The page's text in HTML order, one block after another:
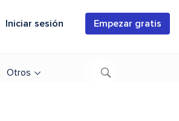
Iniciar sesión Empezar gratis
Otros